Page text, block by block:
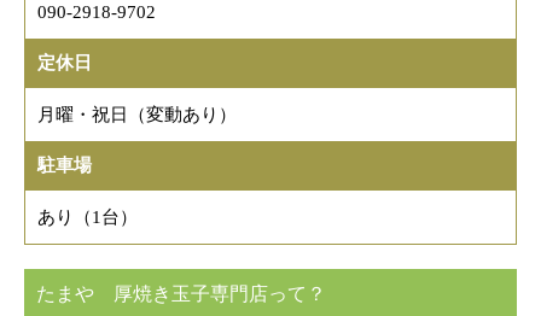
090-2918-9702
定休日
月曜・祝日（変動あり）
駐車場
あり（1台）
たまや 厚焼き玉子専門店って？